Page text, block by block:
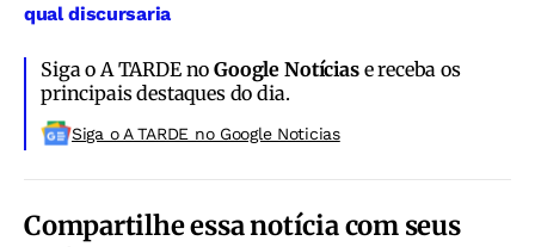
qual discursaria
Siga o A TARDE noGoogle Notíciase receba os
principais destaques do dia.
Siga o A TARDE no Google Noticias
Compartilhe essa notícia com seus